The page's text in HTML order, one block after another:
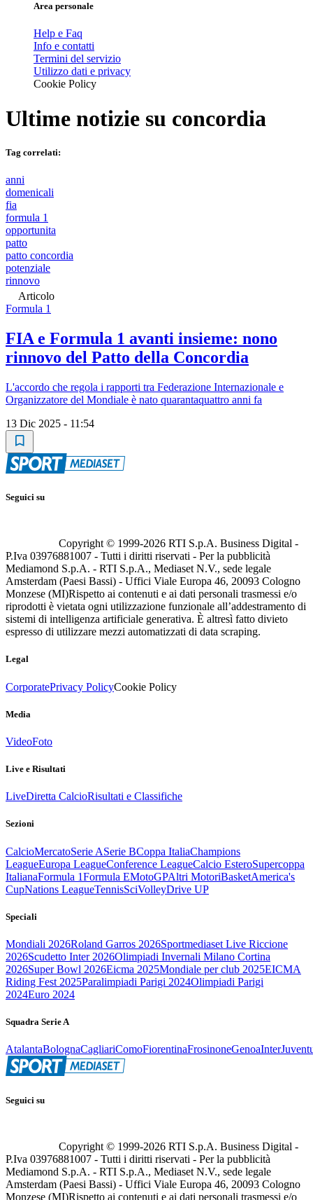
Area personale
Help e Faq
Info e contatti
Termini del servizio
Utilizzo dati e privacy
Cookie Policy
Ultime notizie su concordia
Tag correlati:
anni
domenicali
fia
formula 1
opportunita
patto
patto concordia
potenziale
rinnovo
Articolo
Formula 1
FIA e Formula 1 avanti insieme: nono
rinnovo del Patto della Concordia
L'accordo che regola i rapporti tra Federazione Internazionale e
Organizzatore del Mondiale è nato quarantaquattro anni fa
13 Dic 2025 - 11:54
Seguici su
Copyright © 1999-2026 RTI S.p.A. Business Digital -
P.Iva 03976881007 - Tutti i diritti riservati - Per la pubblicità
Mediamond S.p.A. - RTI S.p.A., Mediaset N.V., sede legale
Amsterdam (Paesi Bassi) - Uffici Viale Europa 46, 20093 Cologno
Monzese (MI)Rispetto ai contenuti e ai dati personali trasmessi e/o
riprodotti è vietata ogni utilizzazione funzionale all’addestramento di
sistemi di intelligenza artificiale generativa. È altresì fatto divieto
espresso di utilizzare mezzi automatizzati di data scraping.
Legal
CorporatePrivacy PolicyCookie Policy
Media
VideoFoto
Live e Risultati
LiveDiretta CalcioRisultati e Classifiche
Sezioni
CalcioMercatoSerie ASerie BCoppa ItaliaChampions
LeagueEuropa LeagueConference LeagueCalcio EsteroSupercoppa
ItalianaFormula 1Formula EMotoGPAltri MotoriBasketAmerica's
CupNations LeagueTennisSciVolleyDrive UP
Speciali
Mondiali 2026Roland Garros 2026Sportmediaset Live Riccione
2026Scudetto Inter 2026Olimpiadi Invernali Milano Cortina
2026Super Bowl 2026Eicma 2025Mondiale per club 2025EICMA
Riding Fest 2025Paralimpiadi Parigi 2024Olimpiadi Parigi
2024Euro 2024
Squadra Serie A
AtalantaBolognaCagliariComoFiorentinaFrosinoneGenoaInter
Seguici su
Copyright © 1999-2026 RTI S.p.A. Business Digital -
P.Iva 03976881007 - Tutti i diritti riservati - Per la pubblicità
Mediamond S.p.A. - RTI S.p.A., Mediaset N.V., sede legale
Amsterdam (Paesi Bassi) - Uffici Viale Europa 46, 20093 Cologno
Monzese (MI)Rispetto ai contenuti e ai dati personali trasmessi e/o